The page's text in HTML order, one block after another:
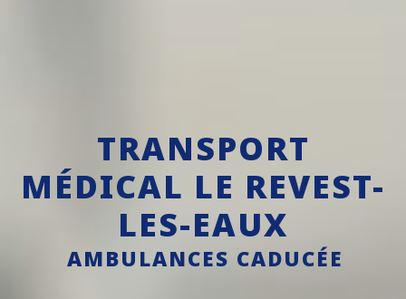
TRANSPORT
MÉDICAL LE REVEST-
LES-EAUX
AMBULANCES CADUCÉE